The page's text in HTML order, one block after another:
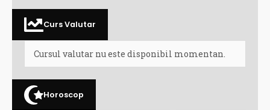
Curs Valutar
Cursul valutar nu este disponibil momentan.
Horoscop